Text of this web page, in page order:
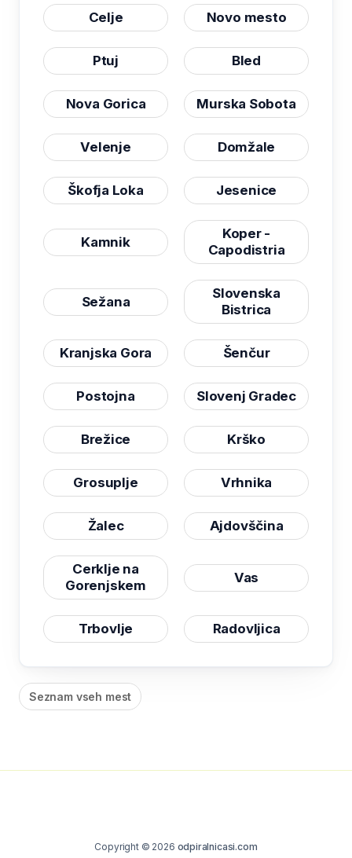
Celje Novo mesto
Ptuj Bled
Nova Gorica Murska Sobota
Velenje Domžale
Škofja Loka Jesenice
Kamnik
Koper -
Capodistria
Sežana
Slovenska
Bistrica
Kranjska Gora Šenčur
Postojna Slovenj Gradec
Brežice Krško
Grosuplje Vrhnika
Žalec Ajdovščina
Cerklje na
Gorenjskem
Vas
Trbovlje Radovljica
Seznam vseh mest
Copyright © 2026 odpiralnicasi.com